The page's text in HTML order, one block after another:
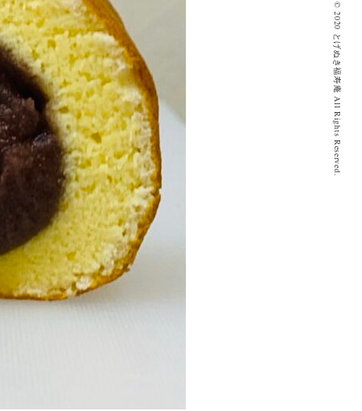
© 2020 とげぬき福寿庵 All Rights Reserved.